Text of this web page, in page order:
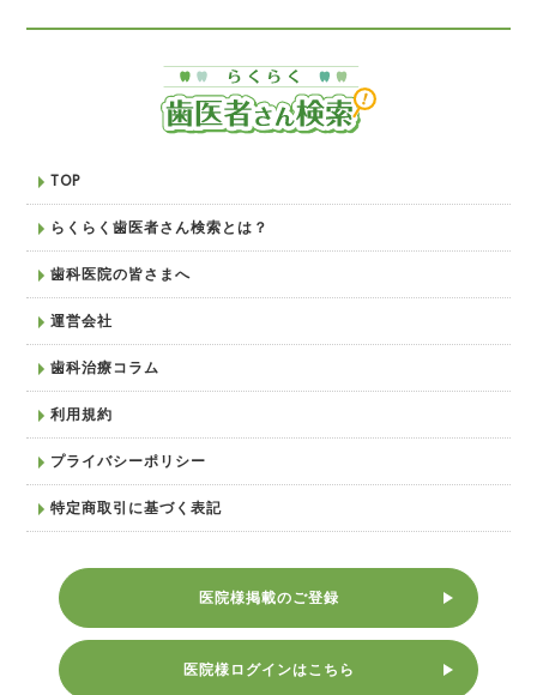
TOP
らくらく歯医者さん検索とは？
歯科医院の皆さまへ
運営会社
歯科治療コラム
利用規約
プライバシーポリシー
特定商取引に基づく表記
医院様掲載のご登録
医院様ログインはこちら